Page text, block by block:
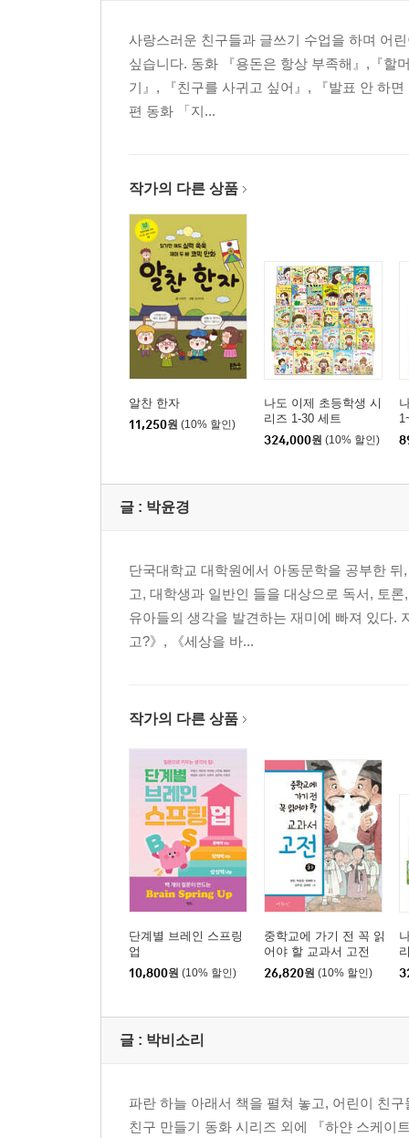
사랑스러운 친구들과 글쓰기 수업을 하며 어
싶습니다. 동화 『용돈은 항상 부족해』,『할
기』, 『친구를 사귀고 싶어』, 『발표 안 하
편 동화 「지...
작가의 다른 상품
알찬 한자
11,250원 (10% 할인)
나도 이제 초등학생 시
리즈 1-30 세트
324,000원 (10% 할인)
글 : 박윤경
단국대학교 대학원에서 아동문학을 공부한
고, 대학생과 일반인 들을 대상으로 독서, 토
유아들의 생각을 발견하는 재미에 빠져 있다.
고?》, 《세상을 바...
작가의 다른 상품
단계별 브레인 스프링
업
10,800원 (10% 할인)
중학교에 가기 전 꼭 읽
어야 할 교과서 고전
(하)
26,820원 (10% 할인)
글 : 박비소리
파란 하늘 아래서 책을 펼쳐 놓고, 어린이 친
친구 만들기 동화 시리즈 외에 『하얀 스케이